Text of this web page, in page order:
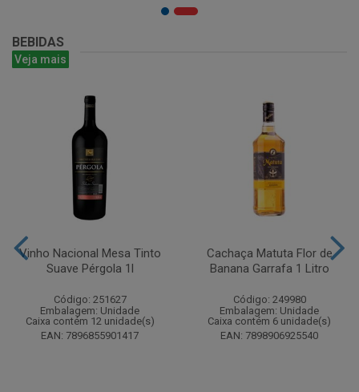
BEBIDAS
Veja mais
Vinho Nacional Mesa Tinto
Suave Pérgola 1l
Código: 251627
Embalagem: Unidade
Caixa contém 12 unidade(s)
EAN: 7896855901417
Cachaça Matuta Flor de
Banana Garrafa 1 Litro
Código: 249980
Embalagem: Unidade
Caixa contém 6 unidade(s)
EAN: 7898906925540